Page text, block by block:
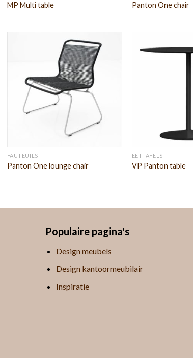
MP Multi table Panton One chair
FAUTEUILS
Panton One lounge chair
EETTAFELS
VP Panton table
Populaire pagina's
Design meubels
Design kantoormeubilair
Inspiratie